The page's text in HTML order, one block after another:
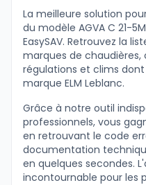
La meilleure solution
du modèle AGVA C 21-
EasySAV. Retrouvez la
marques de chaudières,
régulations et clims
marque ELM Leblanc.
Grâce à notre outil
professionnels, vous
en retrouvant le code
documentation
en quelques secondes.
incontournable pour les